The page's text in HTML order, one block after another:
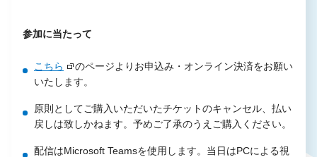
参加に当たって
こちら
のページよりお申込み・オンライン決済をお願い
いたします。
原則としてご購入いただいたチケットのキャンセル、払い
戻しは致しかねます。予めご了承のうえご購入ください。
配信はMicrosoft Teamsを使用します。当日はPCによる視